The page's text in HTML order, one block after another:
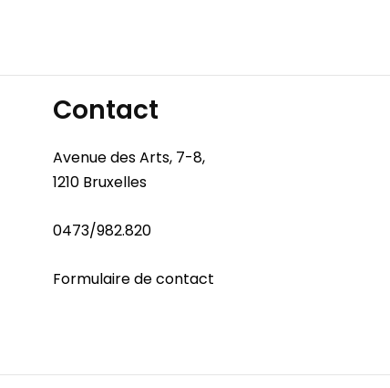
Contact
Avenue des Arts, 7-8,
1210 Bruxelles
0473/982.820
Formulaire de contact